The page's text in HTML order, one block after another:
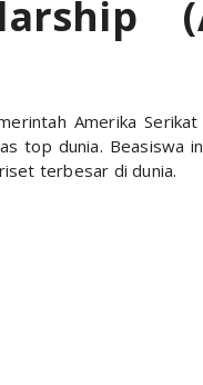
Amerika
top dunia. Beasiswa
terbesar di dunia.